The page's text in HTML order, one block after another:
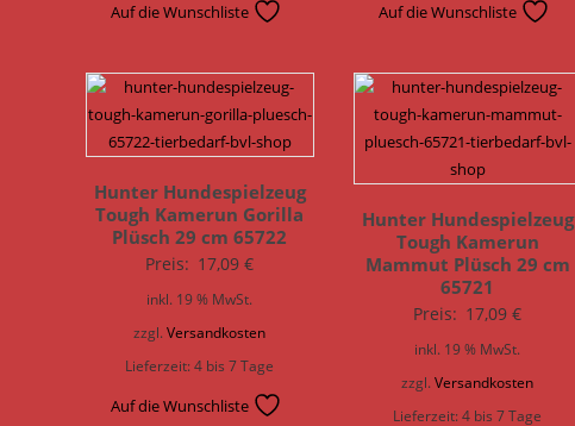
Auf die Wunschliste Auf die Wunschliste
Hunter Hundespielzeug
Tough Kamerun Gorilla
Plüsch 29 cm 65722
Preis: 17,09€
inkl. 19 % MwSt.
zzgl.Versandkosten
Lieferzeit:4 bis 7 Tage
Auf die Wunschliste
Hunter Hundespielzeug
Tough Kamerun
Mammut Plüsch 29 cm
65721
Preis: 17,09€
inkl. 19 % MwSt.
zzgl.Versandkosten
Lieferzeit:4 bis 7 Tage